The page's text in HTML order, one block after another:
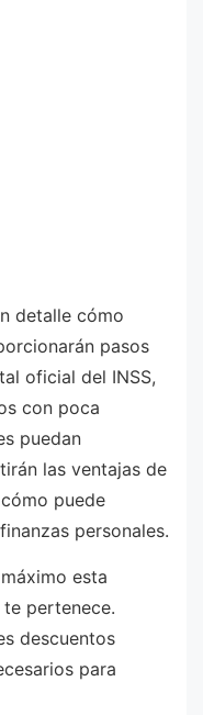
detalle cómo
pasos
oficial del INSS,
con poca
puedan
las ventajas de
puede
personales.
esta
pertenece.
descuentos
para